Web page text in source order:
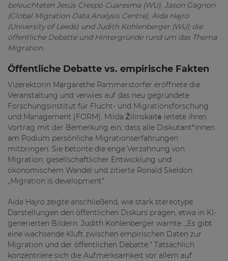
beleuchteten Jesús Crespo Cuaresma (WU), Jason Gagnon
(Global Migration Data Analysis Centre), Aida Hajro
(University of Leeds) und Judith Kohlenberger (WU) die
öffentliche Debatte und Hintergründe rund um das Thema
Migration.
Öffentliche Debatte vs. empirische Fakten
Vizerektorin Margarethe Rammerstorfer eröffnete die
Veranstaltung und verwies auf das neu gegründete
Forschungsinstitut für Flucht- und Migrationsforschung
und Management (FORM). Milda Žilinskaitė leitete ihren
Vortrag mit der Bemerkung ein, dass alle Diskutant*innen
am Podium persönliche Migrationserfahrungen
mitbringen. Sie betonte die enge Verzahnung von
Migration, gesellschaftlicher Entwicklung und
ökonomischem Wandel und zitierte Ronald Skeldon:
„Migration is development“.
Aida Hajro zeigte anschließend, wie stark stereotype
Darstellungen den öffentlichen Diskurs prägen, etwa in KI-
generierten Bildern. Judith Kohlenberger warnte: „Es gibt
eine wachsende Kluft zwischen empirischen Daten zur
Migration und der öffentlichen Debatte.“ Tatsächlich
konzentriere sich die Aufmerksamkeit vor allem auf